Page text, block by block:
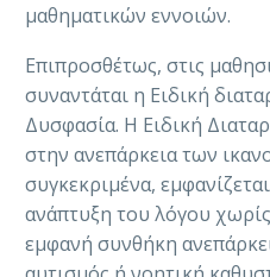
μαθηματικών εννοιών.
Επιπροσθέτως, στις
συναντάται η Ειδική
Δυσφασία. Η Ειδική
στην ανεπάρκεια των
συγκεκριμένα,
ανάπτυξη του λόγου
εμφανή συνθήκη